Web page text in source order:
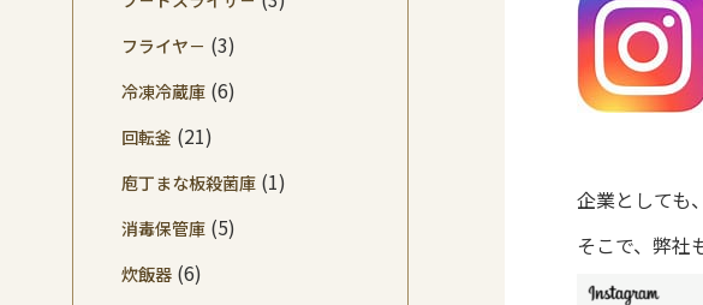
企業としても
そこで、弊社
フライヤ－ (3)
冷凍冷蔵庫 (6)
回転釜 (21)
庖丁まな板殺菌庫 (1)
消毒保管庫 (5)
炊飯器 (6)